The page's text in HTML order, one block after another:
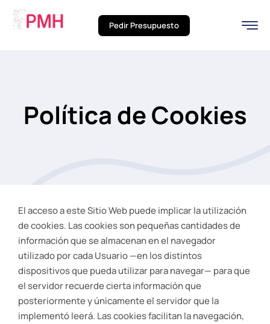
Pedir Presupuesto
Política de Cookies
El acceso a este Sitio Web puede implicar la utilización
de cookies. Las cookies son pequeñas cantidades de
información que se almacenan en el navegador
utilizado por cada Usuario —en los distintos
dispositivos que pueda utilizar para navegar— para que
el servidor recuerde cierta información que
posteriormente y únicamente el servidor que la
implementó leerá. Las cookies facilitan la navegación,